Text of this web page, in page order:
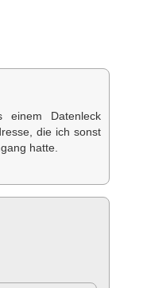
einem Datenleck
die ich sonst
hatte.